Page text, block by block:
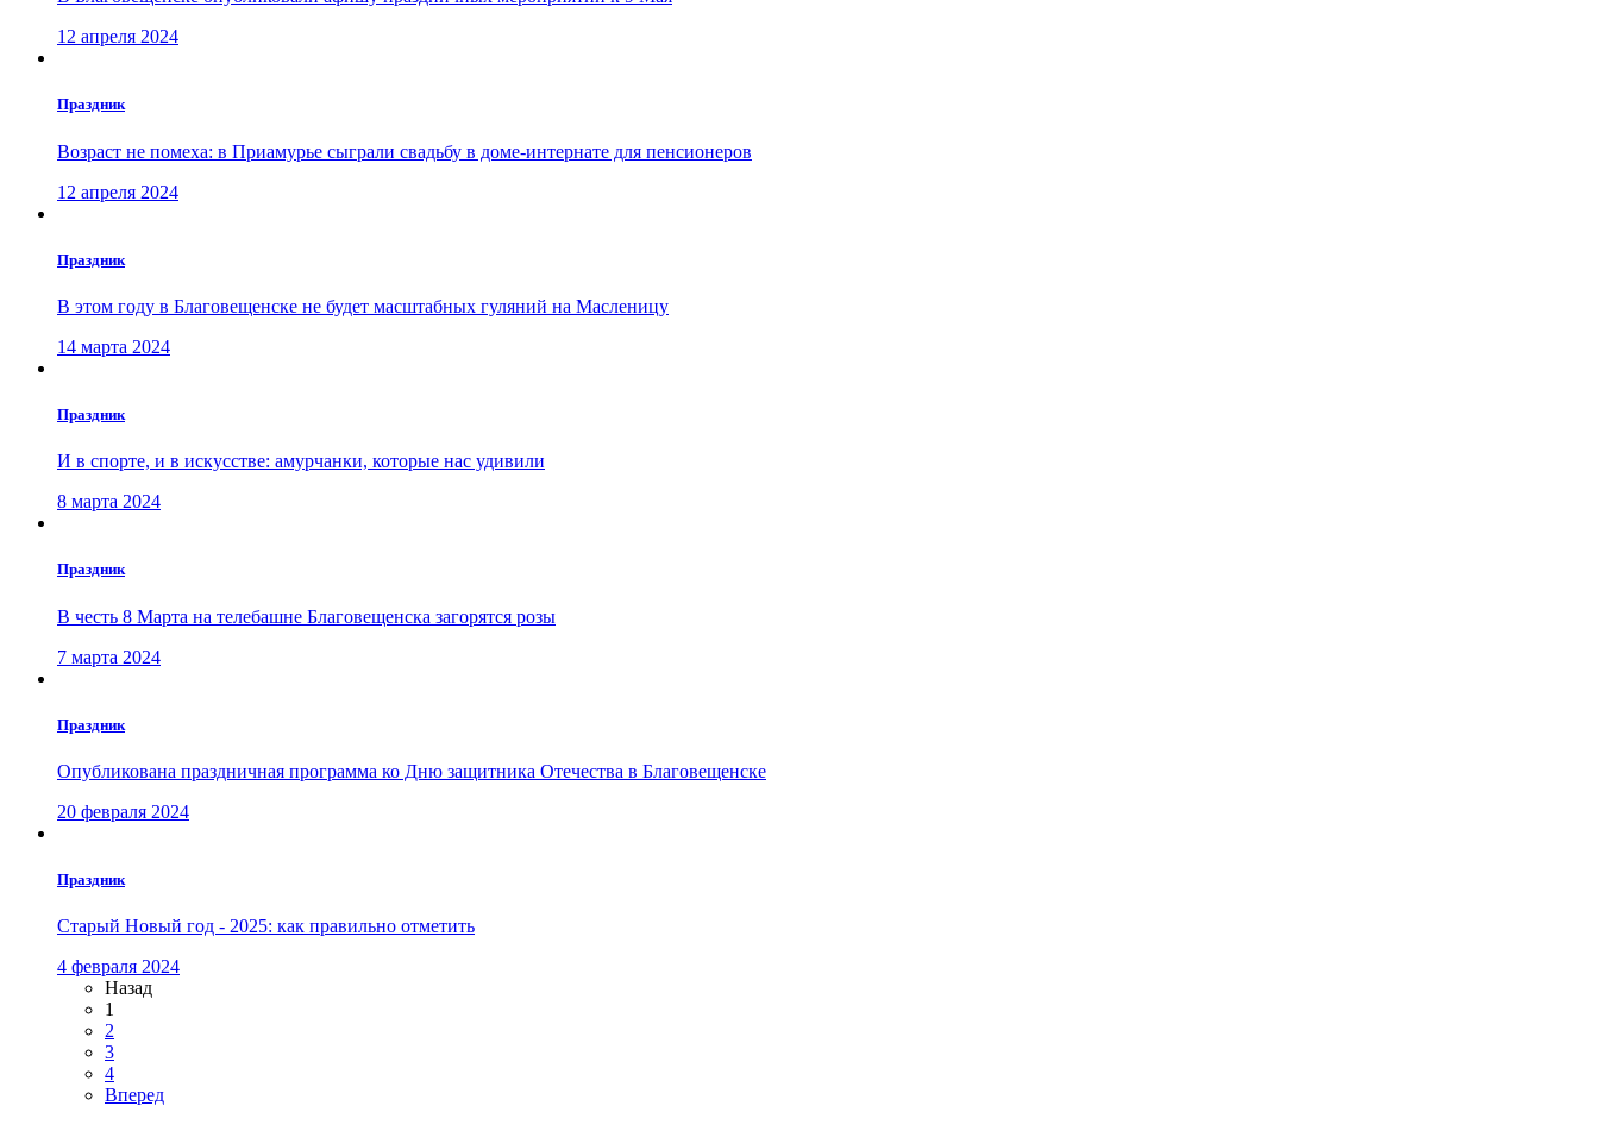
12 апреля 2024
Праздник
Возраст не помеха: в Приамурье сыграли свадьбу в доме-интернате для пенсионеров
12 апреля 2024
Праздник
В этом году в Благовещенске не будет масштабных гуляний на Масленицу
14 марта 2024
Праздник
И в спорте, и в искусстве: амурчанки, которые нас удивили
8 марта 2024
Праздник
В честь 8 Марта на телебашне Благовещенска загорятся розы
7 марта 2024
Праздник
Опубликована праздничная программа ко Дню защитника Отечества в Благовещенске
20 февраля 2024
Праздник
Старый Новый год - 2025: как правильно отметить
4 февраля 2024
Назад
1
2
3
4
Вперед